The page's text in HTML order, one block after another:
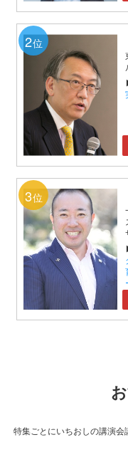
2位
3位
特集ごとにいちおしの講演会